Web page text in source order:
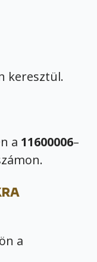
keresztül.
a 11600006–
a